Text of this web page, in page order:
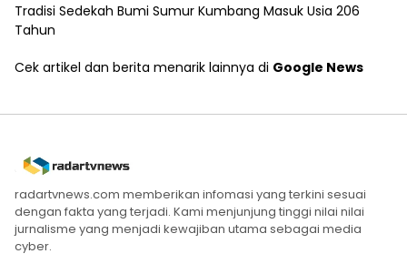
Tradisi Sedekah Bumi Sumur Kumbang Masuk Usia 206
Tahun
Cek artikel dan berita menarik lainnya di Google News
radartvnews.com memberikan infomasi yang terkini sesuai
dengan fakta yang terjadi. Kami menjunjung tinggi nilai nilai
jurnalisme yang menjadi kewajiban utama sebagai media
cyber.